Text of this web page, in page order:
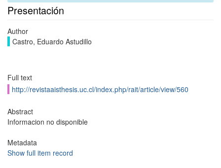
Presentación
Author
Castro, Eduardo Astudillo
Full text
http://revistaaisthesis.uc.cl/index.php/rait/article/view/560
Abstract
Informacion no disponible
Metadata
Show full item record